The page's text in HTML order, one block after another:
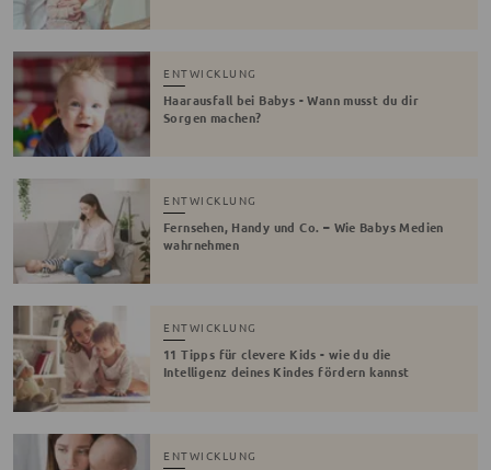
ENTWICKLUNG
Haarausfall bei Babys - Wann musst du dir
Sorgen machen?
ENTWICKLUNG
Fernsehen, Handy und Co. – Wie Babys Medien
wahrnehmen
ENTWICKLUNG
11 Tipps für clevere Kids - wie du die
Intelligenz deines Kindes fördern kannst
ENTWICKLUNG